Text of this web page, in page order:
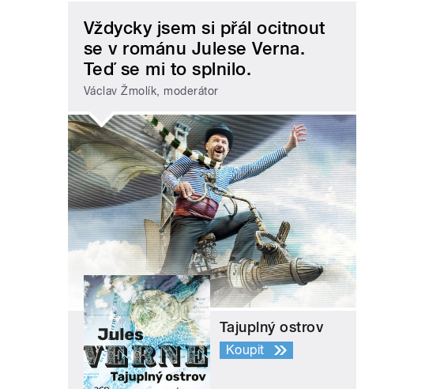
Vždycky jsem si přál ocitnout
se v románu Julese Verna.
Teď se mi to splnilo.
Václav Žmolík, moderátor
Tajuplný ostrov
Koupit